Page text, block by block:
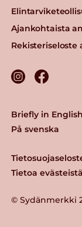
Ajankohtaista
© Sydänmerkki
Tietoa evästeistä
Briefly in English
På svenska